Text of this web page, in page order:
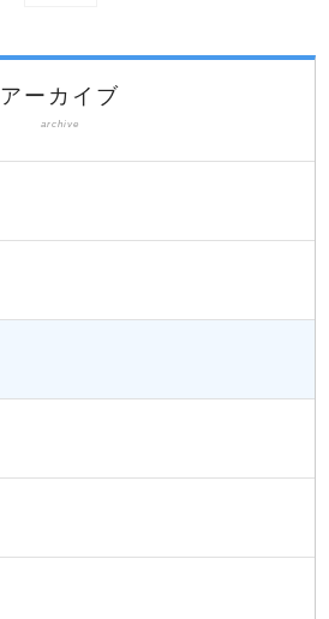
アーカイブ
archive